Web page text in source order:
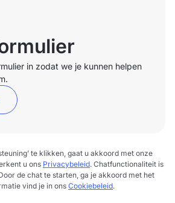
in zodat we je kunnen helpen
te klikken, gaat u akkoord met onze
u ons Privacybeleid. Chatfunctionaliteit is
de chat te starten, ga je akkoord met het
vind je in ons Cookiebeleid.